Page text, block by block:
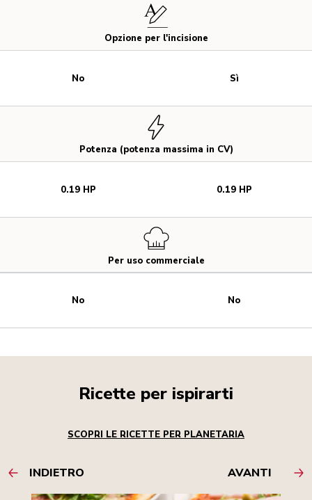
Opzione per l'incisione
Potenza (potenza massima in CV)
Per uso commerciale
No
0.19 HP
No
Sì
0.19 HP
No
Ricette per ispirarti
SCOPRI LE RICETTE PER PLANETARIA
INDIETRO AVANTI